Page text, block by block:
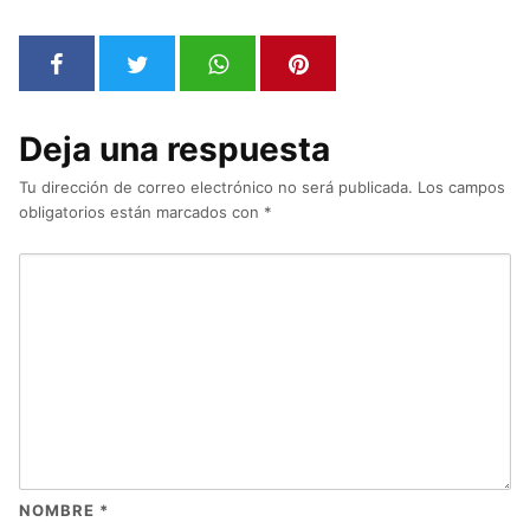
Deja una respuesta
Tu dirección de correo electrónico no será publicada. Los campos
obligatorios están marcados con *
NOMBRE *